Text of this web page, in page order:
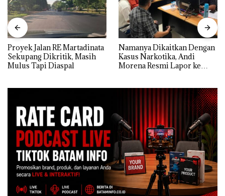
Proyek Jalan RE Martadinata
Sekupang Dikritik, Masih
Mulus Tapi Diaspal
Namanya Dikaitkan Dengan
Kasus Narkotika, Andi
Morena Resmi Lapor ke